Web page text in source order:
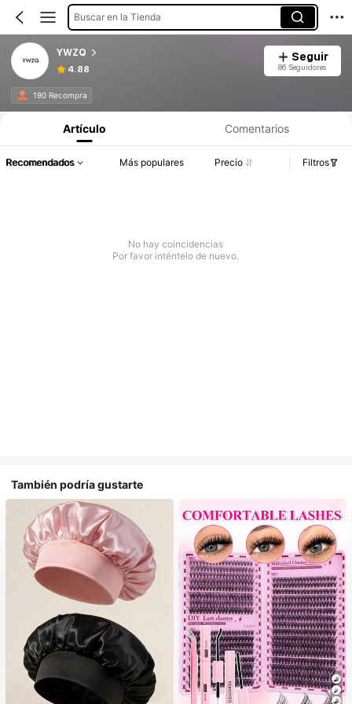
Buscar en la Tienda
YWZQ
4.88
Seguir
86 Seguidores
190 Recompra
Artículo Comentarios
Recomendados Más populares Precio Filtros
No hay coincidencias
Por favor inténtelo de nuevo.
También podría gustarte